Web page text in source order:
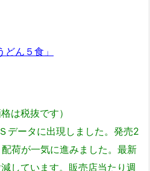
ん５食」
は税抜です）
データに出現しました。発売2
荷が一気に進みました。最新
しています。販売店当たり週